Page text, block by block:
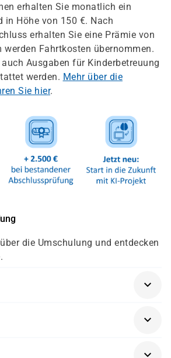
erhalten Sie monatlich ein
in Höhe von 150 €. Nach
erhalten Sie eine Prämie von
werden Fahrtkosten übernommen.
Ausgaben für Kinderbetreuung
werden. Mehr über die
Sie hier.
die Umschulung und entdecken
gliedert sich nach der
abgeschlossener Ausbildung, die